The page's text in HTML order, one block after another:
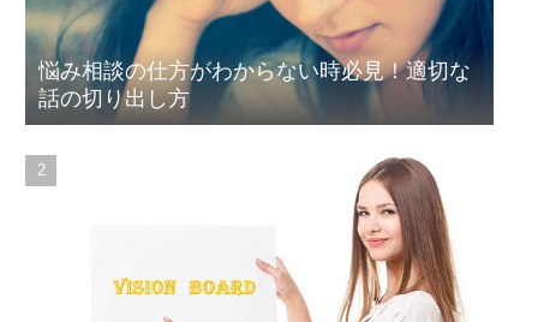
悩み相談の仕方がわからない時必見！適切な
話の切り出し方